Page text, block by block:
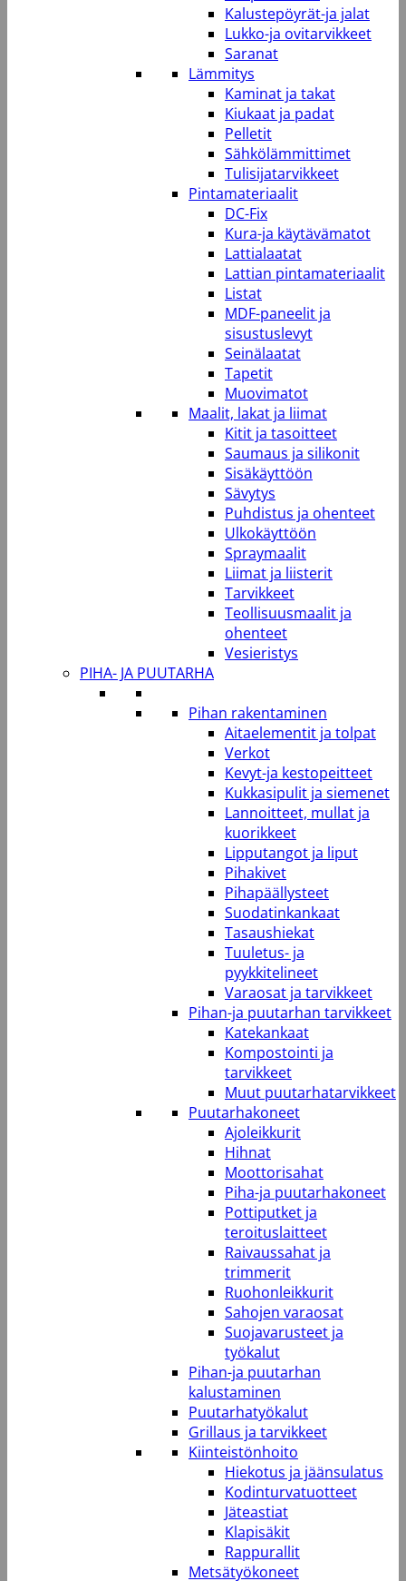
Kalustepöyrät-ja jalat
Lukko-ja ovitarvikkeet
Saranat
Lämmitys
Kaminat ja takat
Kiukaat ja padat
Pelletit
Sähkölämmittimet
Tulisijatarvikkeet
Pintamateriaalit
DC-Fix
Kura-ja käytävämatot
Lattialaatat
Lattian pintamateriaalit
Listat
MDF-paneelit ja
sisustuslevyt
Seinälaatat
Tapetit
Muovimatot
Maalit, lakat ja liimat
Kitit ja tasoitteet
Saumaus ja silikonit
Sisäkäyttöön
Sävytys
Puhdistus ja ohenteet
Ulkokäyttöön
Spraymaalit
Liimat ja liisterit
Tarvikkeet
Teollisuusmaalit ja
ohenteet
Vesieristys
PIHA- JA PUUTARHA
Pihan rakentaminen
Aitaelementit ja tolpat
Verkot
Kevyt-ja kestopeitteet
Kukkasipulit ja siemenet
Lannoitteet, mullat ja
kuorikkeet
Lipputangot ja liput
Pihakivet
Pihapäällysteet
Suodatinkankaat
Tasaushiekat
Tuuletus- ja
pyykkitelineet
Varaosat ja tarvikkeet
Pihan-ja puutarhan tarvikkeet
Katekankaat
Kompostointi ja
tarvikkeet
Muut puutarhatarvikkeet
Puutarhakoneet
Ajoleikkurit
Hihnat
Moottorisahat
Piha-ja puutarhakoneet
Pottiputket ja
teroituslaitteet
Raivaussahat ja
trimmerit
Ruohonleikkurit
Sahojen varaosat
Suojavarusteet ja
työkalut
Pihan-ja puutarhan
kalustaminen
Puutarhatyökalut
Grillaus ja tarvikkeet
Kiinteistönhoito
Hiekotus ja jäänsulatus
Kodinturvatuotteet
Jäteastiat
Klapisäkit
Rappurallit
Metsätyökoneet